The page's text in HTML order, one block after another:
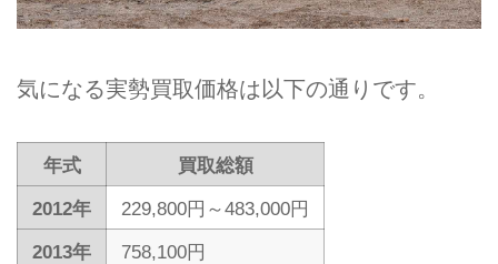
気になる実勢買取価格は以下の通りです。
年式
買取総額
2012年
229,800円～483,000円
2013年
758,100円